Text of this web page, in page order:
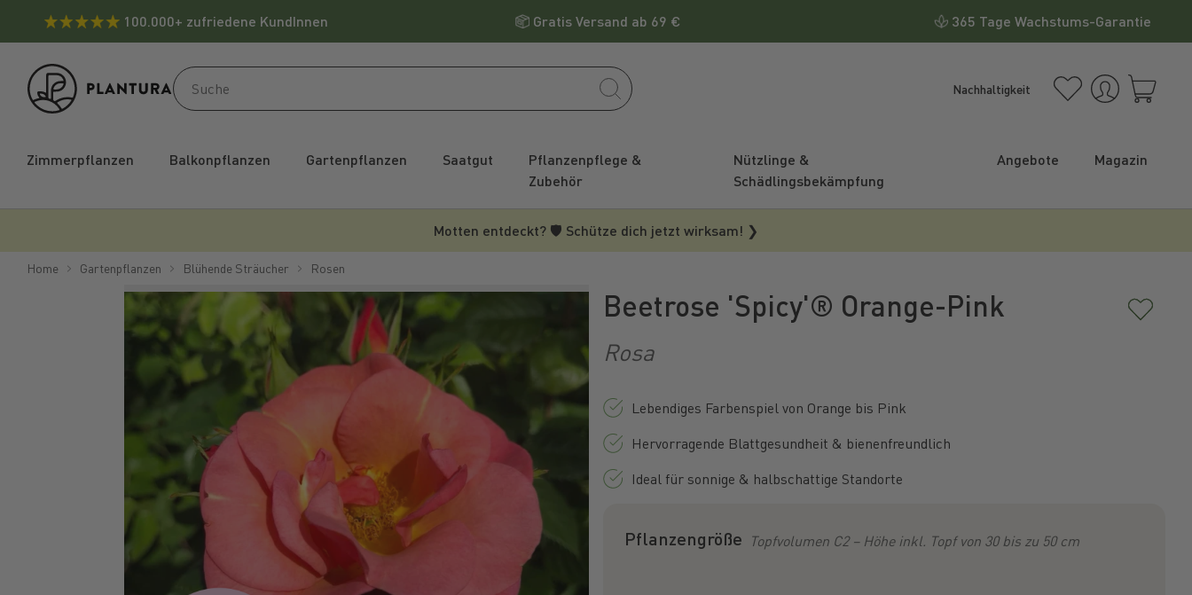
100.000+ zufriedene KundInnen Gratis Versand ab 69 € 365 Tage Wachstums-Garantie
Nachhaltigkeit
Zimmerpflanzen Balkonpflanzen Gartenpflanzen Saatgut
Pflanzenpflege &
Zubehör
Nützlinge &
Schädlingsbekämpfung
Angebote Magazin
Motten entdeckt? 🛡️ Schütze dich jetzt wirksam! ❯
Home Gartenpflanzen Blühende Sträucher Rosen
Beetrose 'Spicy'® Orange-Pink
Rosa
Lebendiges Farbenspiel von Orange bis Pink
Hervorragende Blattgesundheit & bienenfreundlich
Ideal für sonnige & halbschattige Standorte
Pflanzengröße Topfvolumen C2 – Höhe inkl. Topf von 30 bis zu 50 cm